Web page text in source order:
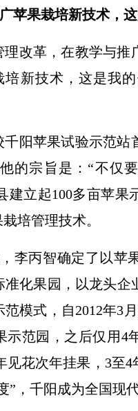
苹果栽培新技术，
理改革，在教学与
培新技术，这是我
千阳苹果试验示范
的宗旨是：“不仅
建立起100多亩苹
培管理技术。
李丙智确定了以苹
化果园，以龙头
模式，自2012年3
示范园，之后仅用4
见花次年挂果，3至
，千阳成为全国现